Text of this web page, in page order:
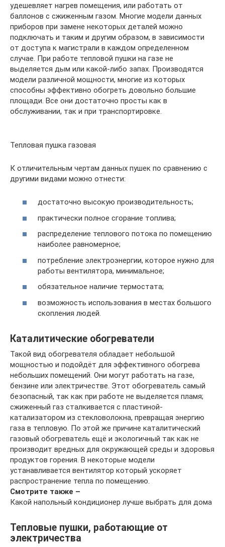
удешевляет нагрев помещения, или работать от
баллонов с сжиженным газом. Многие модели данных
приборов при замене некоторых деталей можно
подключать и таким и другим образом, в зависимости
от доступа к магистрали в каждом определенном
случае. При работе тепловой пушки на газе не
выделяется дым или какой-либо запах. Производятся
модели различной мощности, многие из которых
способны эффективно обогреть довольно большие
площади. Все они достаточно просты как в
обслуживании, так и при транспортировке.
Тепловая пушка газовая
К отличительным чертам данных пушек по сравнению с
другими видами можно отнести:
достаточно высокую производительность;
практически полное сгорание топлива;
распределение теплового потока по помещению
наиболее равномерное;
потребление электроэнергии, которое нужно для
работы вентилятора, минимальное;
обязательное наличие термостата;
возможность использования в местах большого
скопления людей.
Каталитические обогреватели
Такой вид обогревателя обладает небольшой
мощностью и подойдёт для эффективного обогрева
небольших помещений. Они могут работать на газе,
бензине или электричестве. Этот обогреватель самый
безопасный, так как при работе не выделяется пламя;
сжиженный газ сталкивается с пластиной-
катализатором из стекловолокна, превращая энергию
газа в тепловую. По этой же причине каталитический
газовый обогреватель ещё и экологичный так как не
производит вредных для окружающей среды и здоровья
продуктов горения. В некоторые модели
устанавливается вентилятор который ускоряет
распространение тепла по помещению.
Смотрите также –
Какой напольный кондиционер лучше выбрать для дома
Тепловые пушки, работающие от
электричества